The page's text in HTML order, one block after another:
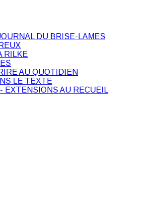
DU BRISE-LAMES
RILKE
AU QUOTIDIEN
LE TEXTE
EXTENSIONS AU RECUEIL